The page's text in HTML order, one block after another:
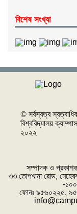
বিশেষ সংখ্যা
© সর্বস্বত্ব
বিশ্ববিদ্যালয়
২০২২
সম্পাদক ও
৩৩ তোপখানা রোড,
-
ফোনঃ ৯৫৬০২২৫,